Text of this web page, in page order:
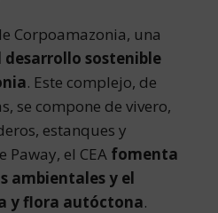
Corpoamazonia, una
sostenible
. Este complejo, de
se compone de vivero,
estanques y
Paway, el CEA fomenta
ambientales y el
y flora autóctona.